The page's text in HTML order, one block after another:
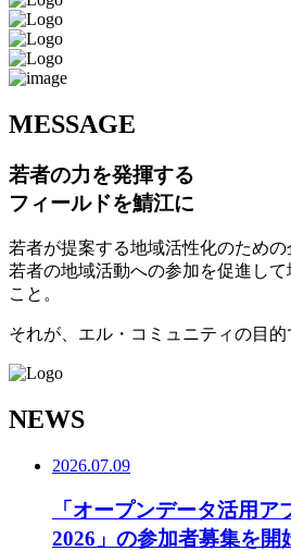
MESSAGE
若者の力を発揮する
フィールドを鯖江に
若者が提案する地域活性化のための
若者の地域活動への参加を促進し
こと。
それが、エル・コミュニティの目的
NEWS
2026.07.09
「オープンデータ活用ア
2026」の参加者募集を開